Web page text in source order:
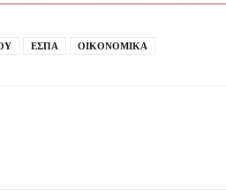
ΕΣΠΑ ΟΙΚΟΝΟΜΙΚΑ